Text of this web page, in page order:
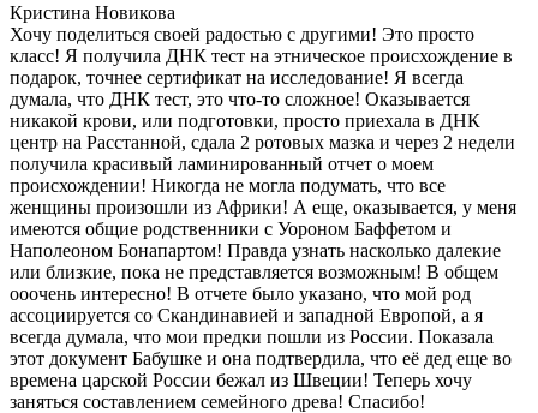
Кристина Новикова
Хочу поделиться своей радостью с другими! Это просто
класс! Я получила ДНК тест на этническое происхождение в
подарок, точнее сертификат на исследование! Я всегда
думала, что ДНК тест, это что-то сложное! Оказывается
никакой крови, или подготовки, просто приехала в ДНК
центр на Расстанной, сдала 2 ротовых мазка и через 2 недели
получила красивый ламинированный отчет о моем
происхождении! Никогда не могла подумать, что все
женщины произошли из Африки! А еще, оказывается, у меня
имеются общие родственники с Уороном Баффетом и
Наполеоном Бонапартом! Правда узнать насколько далекие
или близкие, пока не представляется возможным! В общем
ооочень интересно! В отчете было указано, что мой род
ассоциируется со Скандинавией и западной Европой, а я
всегда думала, что мои предки пошли из России. Показала
этот документ Бабушке и она подтвердила, что её дед еще во
времена царской России бежал из Швеции! Теперь хочу
заняться составлением семейного древа! Спасибо!